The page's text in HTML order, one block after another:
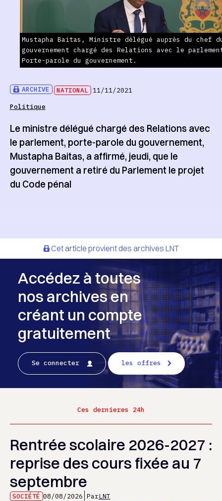
ARCHIVE NATIONAL 11/11/2021
Politique
Mustapha Baitas, Ministre délégué auprès du chef
gouvernement chargé des Relations avec le
Porte-parole du gouvernement.
Le ministre délégué chargé des Relations avec
le parlement, porte-parole du gouvernement,
Mustapha Baitas, a affirmé, jeudi, que le
gouvernement a retiré du Parlement le projet
du Code pénal
Cet article provient des archives LNT
Accédez à toutes
nos archives en
créant un compte
gratuitement
Se connecter les offres
Ces dernieres 24h
Rentrée scolaire 2026-2027 :
reprise des cours fixée au 7
septembre
SOCIÉTÉ 08/08/2026 ParLNT